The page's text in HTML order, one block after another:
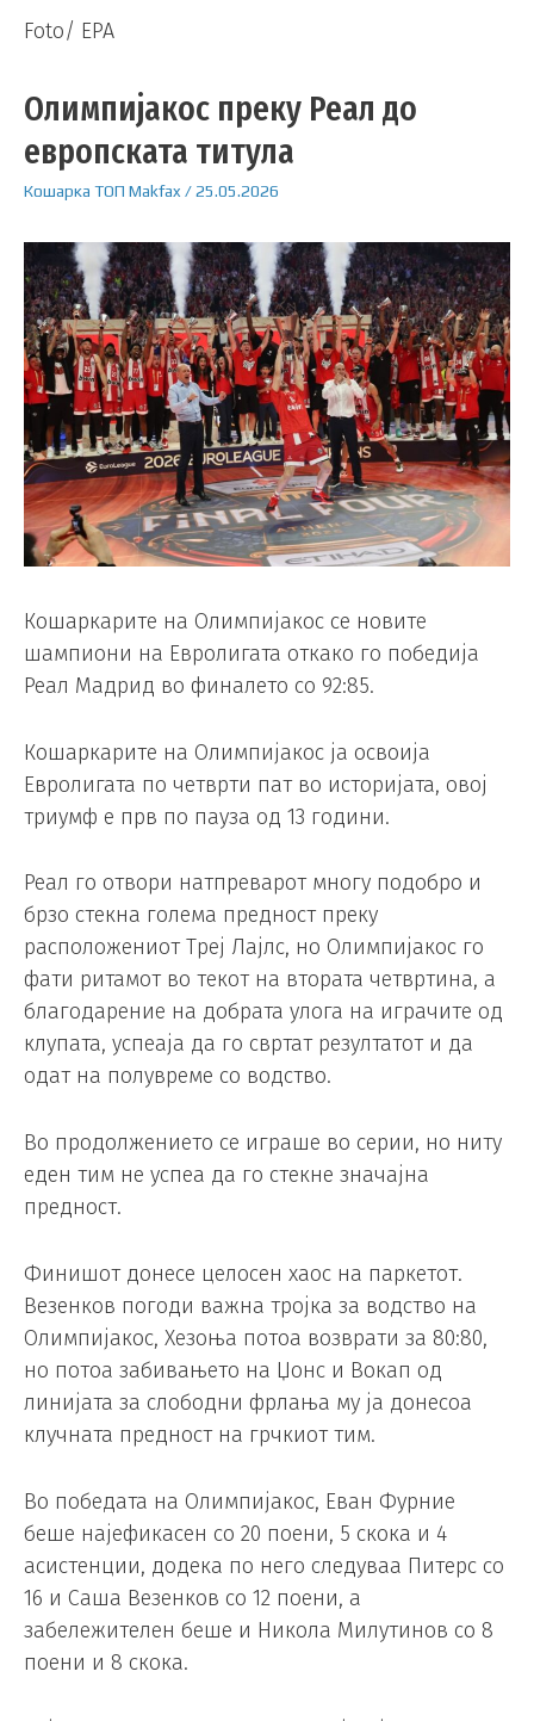
Foto/ EPA
Олимпијакос преку Реал до
европската титула
Кошарка ТОП Makfax /25.05.2026
Кошаркарите на Олимпијакос се новите
шампиони на Евролигата откако го победија
Реал Мадрид во финалето со 92:85.
Кошаркарите на Олимпијакос ја освоија
Евролигата по четврти пат во историјата, овој
триумф е прв по пауза од 13 години.
Реал го отвори натпреварот многу подобро и
брзо стекна голема предност преку
расположениот Треј Лајлс, но Олимпијакос го
фати ритамот во текот на втората четвртина, а
благодарение на добрата улога на играчите од
клупата, успеаја да го свртат резултатот и да
одат на полувреме со водство.
Во продолжението се играше во серии, но ниту
еден тим не успеа да го стекне значајна
предност.
Финишот донесе целосен хаос на паркетот.
Везенков погоди важна тројка за водство на
Олимпијакос, Хезоња потоа возврати за 80:80,
но потоа забивањето на Џонс и Вокап од
линијата за слободни фрлања му ја донесоа
клучната предност на грчкиот тим.
Во победата на Олимпијакос, Еван Фурние
беше најефикасен со 20 поени, 5 скока и 4
асистенции, додека по него следуваа Питерс со
16 и Саша Везенков со 12 поени, а
забележителен беше и Никола Милутинов со 8
поени и 8 скока.